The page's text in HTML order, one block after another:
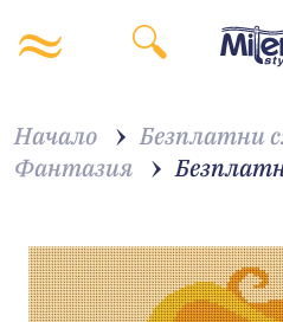
Начало
Безплатни
Фантазия